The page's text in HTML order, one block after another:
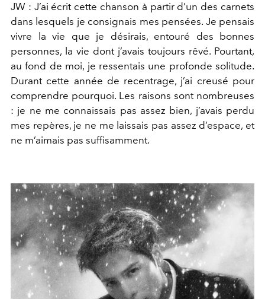
JW : J’ai écrit cette chanson à partir d’un des carnets
dans lesquels je consignais mes pensées. Je pensais
vivre la vie que je désirais, entouré des bonnes
personnes, la vie dont j’avais toujours rêvé. Pourtant,
au fond de moi, je ressentais une profonde solitude.
Durant cette année de recentrage, j’ai creusé pour
comprendre pourquoi. Les raisons sont nombreuses
: je ne me connaissais pas assez bien, j’avais perdu
mes repères, je ne me laissais pas assez d’espace, et
ne m’aimais pas suffisamment.